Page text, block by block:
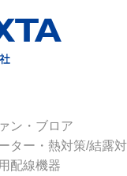
ン・ブロア
ター・熱対策/結露
配線機器